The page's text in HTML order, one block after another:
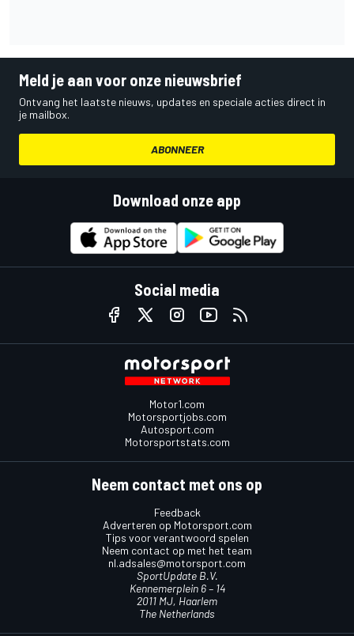
Meld je aan voor onze nieuwsbrief
Ontvang het laatste nieuws, updates en speciale acties direct in
je mailbox.
ABONNEER
Download onze app
Social media
Motor1.com
Motorsportjobs.com
Autosport.com
Motorsportstats.com
Neem contact met ons op
Feedback
Adverteren op Motorsport.com
Tips voor verantwoord spelen
Neem contact op met het team
nl.adsales@motorsport.com
SportUpdate B.V.
Kennemerplein 6 – 14
2011 MJ, Haarlem
The Netherlands